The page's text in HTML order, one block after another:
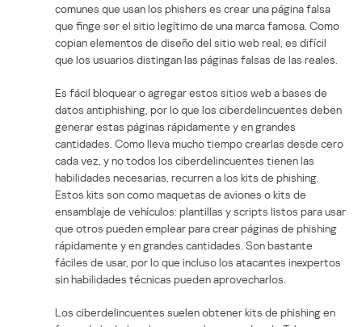
comunes que usan los phishers es crear una página falsa
que finge ser el sitio legítimo de una marca famosa. Como
copian elementos de diseño del sitio web real, es difícil
que los usuarios distingan las páginas falsas de las reales.
Es fácil bloquear o agregar estos sitios web a bases de
datos antiphishing, por lo que los ciberdelincuentes deben
generar estas páginas rápidamente y en grandes
cantidades. Como lleva mucho tiempo crearlas desde cero
cada vez, y no todos los ciberdelincuentes tienen las
habilidades necesarias, recurren a los kits de phishing.
Estos kits son como maquetas de aviones o kits de
ensamblaje de vehículos: plantillas y scripts listos para usar
que otros pueden emplear para crear páginas de phishing
rápidamente y en grandes cantidades. Son bastante
fáciles de usar, por lo que incluso los atacantes inexpertos
sin habilidades técnicas pueden aprovecharlos.
Los ciberdelincuentes suelen obtener kits de phishing en